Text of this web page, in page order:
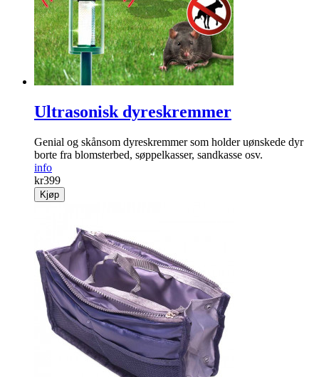
Ultrasonisk dyreskremmer
Genial og skånsom dyre­skremmer som holder uønskede dyr
borte fra blomsterbed, søppelkasser, sandkasse osv.
info
kr399
Kjøp